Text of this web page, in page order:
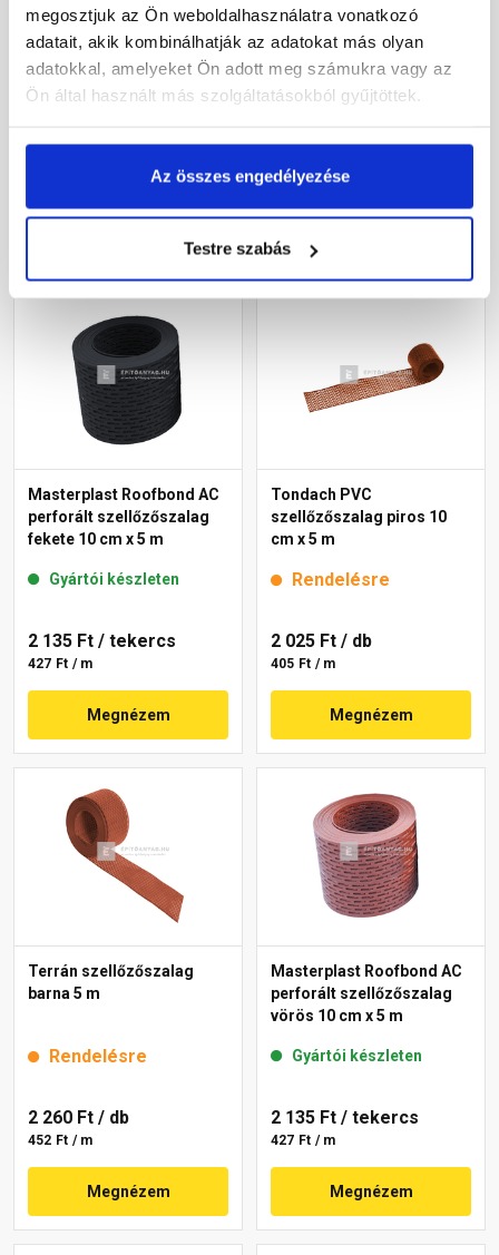
megosztjuk az Ön weboldalhasználatra vonatkozó
adatait, akik kombinálhatják az adatokat más olyan
adatokkal, amelyeket Ön adott meg számukra vagy az
Ön által használt más szolgáltatásokból gyűjtöttek.
Az összes engedélyezése
Testre szabás
Leier hullámos, alumínium
szellőzőszalag
barna/fekete 10 m
Rendelésre
Klöber ereszszellőző
szalag téglavörös 10 cm x
5 m
Gyártói készleten
1 645 Ft
329 Ft / m
Masterplast Roofbond AC
perforált szellőzőszalag
fekete 10 cm x 5 m
Gyártói készleten
2 135 Ft / tekercs
427 Ft / m
Megnézem
Tondach PVC
szellőzőszalag piros 10
cm x 5 m
Rendelésre
2 025 Ft / db
405 Ft / m
Megnézem
Terrán szellőzőszalag
barna 5 m
Rendelésre
2 260 Ft / db
452 Ft / m
Megnézem
Masterplast Roofbond AC
perforált szellőzőszalag
vörös 10 cm x 5 m
Gyártói készleten
2 135 Ft / tekercs
427 Ft / m
Megnézem